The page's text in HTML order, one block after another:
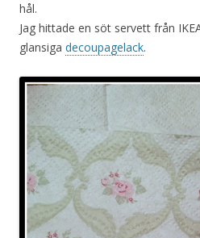
hål.
Jag hittade en söt servett från
glansiga decoupagelack.